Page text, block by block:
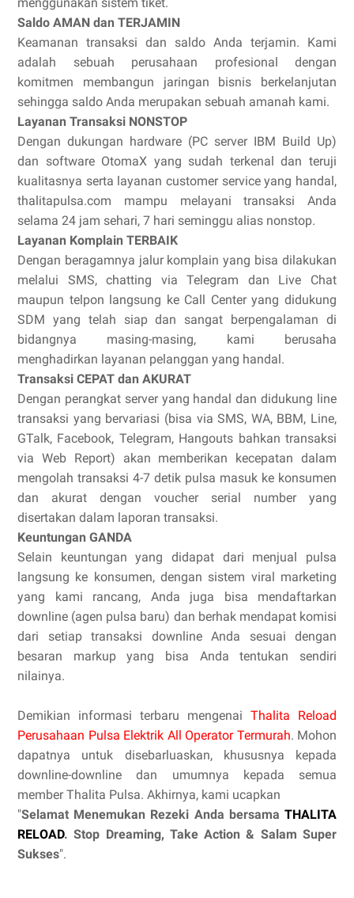
Saldo AMAN dan TERJAMIN
Keamanan transaksi dan saldo Anda terjamin. Kami
adalah sebuah perusahaan profesional dengan
komitmen membangun jaringan bisnis berkelanjutan
sehingga saldo Anda merupakan sebuah amanah kami.
Layanan Transaksi NONSTOP
Dengan dukungan hardware (PC server IBM Build Up)
dan software OtomaX yang sudah terkenal dan teruji
kualitasnya serta layanan customer service yang handal,
thalitapulsa.com mampu melayani transaksi Anda
selama 24 jam sehari, 7 hari seminggu alias nonstop.
Layanan Komplain TERBAIK
Dengan beragamnya jalur komplain yang bisa dilakukan
melalui SMS, chatting via Telegram dan Live Chat
maupun telpon langsung ke Call Center yang didukung
SDM yang telah siap dan sangat berpengalaman di
bidangnya masing-masing, kami berusaha
menghadirkan layanan pelanggan yang handal.
Transaksi CEPAT dan AKURAT
Dengan perangkat server yang handal dan didukung line
transaksi yang bervariasi (bisa via SMS, WA, BBM, Line,
GTalk, Facebook, Telegram, Hangouts bahkan transaksi
via Web Report) akan memberikan kecepatan dalam
mengolah transaksi 4-7 detik pulsa masuk ke konsumen
dan akurat dengan voucher serial number yang
disertakan dalam laporan transaksi.
Keuntungan GANDA
Selain keuntungan yang didapat dari menjual pulsa
langsung ke konsumen, dengan sistem viral marketing
yang kami rancang, Anda juga bisa mendaftarkan
downline (agen pulsa baru) dan berhak mendapat komisi
dari setiap transaksi downline Anda sesuai dengan
besaran markup yang bisa Anda tentukan sendiri
nilainya.
Demikian informasi terbaru mengenai Thalita Reload
Perusahaan Pulsa Elektrik All Operator Termurah. Mohon
dapatnya untuk disebarluaskan, khususnya kepada
downline-downline dan umumnya kepada semua
member Thalita Pulsa. Akhirnya, kami ucapkan
"Selamat Menemukan Rezeki Anda bersama THALITA
RELOAD. Stop Dreaming, Take Action & Salam Super
Sukses".